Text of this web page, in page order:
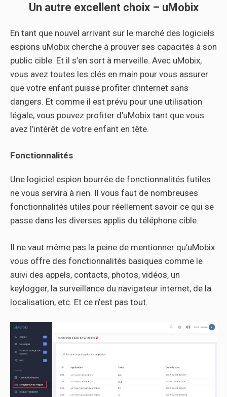
Un autre excellent choix – uMobix
En tant que nouvel arrivant sur le marché des logiciels
espions uMobix cherche à prouver ses capacités à son
public cible. Et il s’en sort à merveille. Avec uMobix,
vous avez toutes les clés en main pour vous assurer
que votre enfant puisse profiter d’internet sans
dangers. Et comme il est prévu pour une utilisation
légale, vous pouvez profiter d’uMobix tant que vous
avez l’intérêt de votre enfant en tête.
Fonctionnalités
Une logiciel espion bourrée de fonctionnalités futiles
ne vous servira à rien. Il vous faut de nombreuses
fonctionnalités utiles pour réellement savoir ce qui se
passe dans les diverses applis du téléphone cible.
Il ne vaut même pas la peine de mentionner qu’uMobix
vous offre des fonctionnalités basiques comme le
suivi des appels, contacts, photos, vidéos, un
keylogger, la surveillance du navigateur internet, de la
localisation, etc. Et ce n’est pas tout.